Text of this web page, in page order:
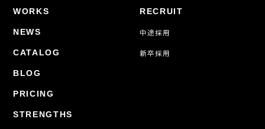
WORKS
NEWS
CATALOG
BLOG
PRICING
STRENGTHS
RECRUIT
中途採用
新卒採用